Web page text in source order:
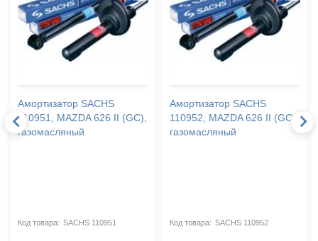
Амортизатор SACHS
110951, MAZDA 626 II (GC),
газомасляный
SACHS 110951
Амортизатор SACHS
110952, MAZDA 626 II (GC),
газомасляный
SACHS 110952